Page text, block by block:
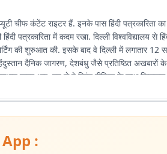
चीफ कंटेंट राइटर हैं. इनके पास हिंदी पत्रकारिता
पत्रकारिता में कदम रखा. दिल्ली विश्वविद्यालय से
की शुरुआत की. इसके बाद वे दिल्ली में लगातार 12
दैनिक जागरण, देशबंधु जैसे प्रतिष्ठित अखबारों
प्रभात खबर आए. तब से वे प्रिंट मीडिया के साथ
अपने करियर के शुरुआती दिनों में ही राजस्थान में
'नित नए आयाम की खोज: राजस्थानी
हुई हैं.
: